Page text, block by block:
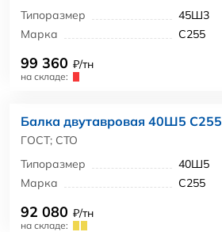
Типоразмер
45Ш3
Марка
С255
99 360 ₽/тн
на складе:
Балка двутавровая 40Ш5 С255
ГОСТ; СТО
Типоразмер
40Ш5
Марка
С255
92 080 ₽/тн
на складе: